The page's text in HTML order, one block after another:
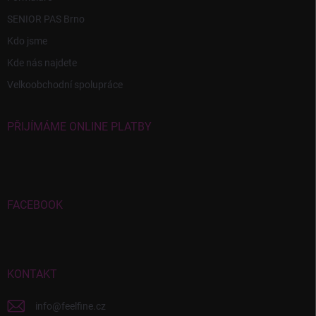
SENIOR PAS Brno
Kdo jsme
Kde nás najdete
Velkoobchodní spolupráce
PŘIJÍMÁME ONLINE PLATBY
FACEBOOK
KONTAKT
info@feelfine.cz